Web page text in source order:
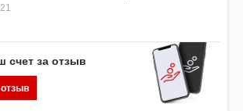
счет за отзыв